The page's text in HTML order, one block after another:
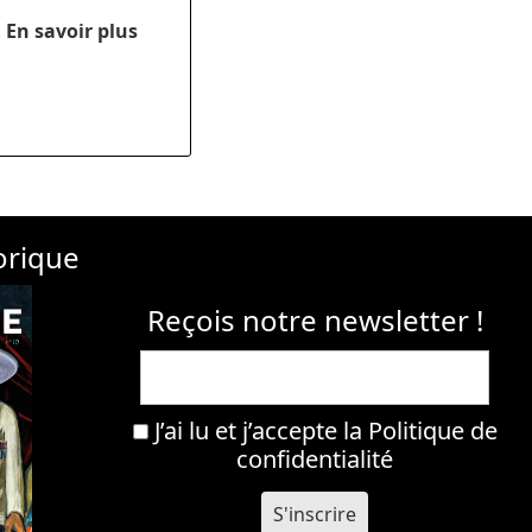
En savoir plus
Reçois notre newsletter !
J’ai lu et j’accepte la Politique de
confidentialité